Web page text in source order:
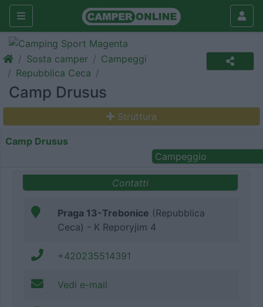
Sosta camper
Campeggi
Repubblica Ceca
Camp Drusus
Struttura
Camp Drusus
Campeggio
Contatti
Praga 13-Trebonice (Repubblica
Ceca) - K Reporyjim 4
+420235514391
Vedi e-mail